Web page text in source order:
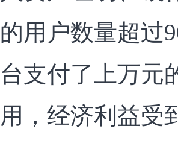
的用户数量超过
台支付了上万元
用，经济利益受